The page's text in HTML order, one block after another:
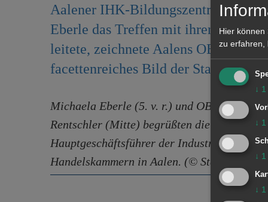
Aalener IHK-Bildungszentrum.
Eberle das Treffen mit ihren
leitete, zeichnete Aalens OB Thilo
facettenreiches Bild der Stadt sowie
Michaela Eberle (5. v. r.) und OB Thilo
Rentschler (Mitte) begrüßten die
Hauptgeschäftsführer der Industrie- und
Handelskammern in Aalen. (© Stadt Aalen)
Hier können
zu erfahren,
↓ 1
↓ 1
↓ 1
↓ 1